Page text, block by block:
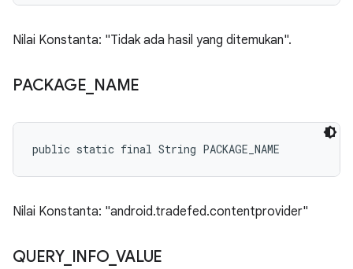
Nilai Konstanta: "Tidak ada hasil yang ditemukan".
PACKAGE NAME
public static final String PACKAGE_NAME
Nilai Konstanta: "android.tradefed.contentprovider"
QUERY_ INFO_VALUE